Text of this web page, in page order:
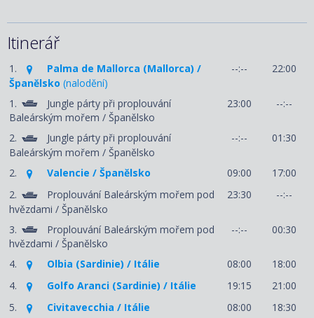
Itinerář
1.
Palma de Mallorca (Mallorca) /
Španělsko (nalodění)
--:-- 22:00
1.
Jungle párty při proplouvání
Baleárským mořem / Španělsko
23:00 --:--
2.
Jungle párty při proplouvání
Baleárským mořem / Španělsko
--:-- 01:30
2. Valencie / Španělsko 09:00
17:00
2.
Proplouvání Baleárským mořem pod
hvězdami / Španělsko
23:30 --:--
3.
Proplouvání Baleárským mořem pod
hvězdami / Španělsko
--:-- 00:30
4. Olbia (Sardinie) / Itálie 08:00
18:00
4.
Golfo Aranci (Sardinie) / Itálie 19:15
21:00
5.
Civitavecchia / Itálie 08:00
18:30